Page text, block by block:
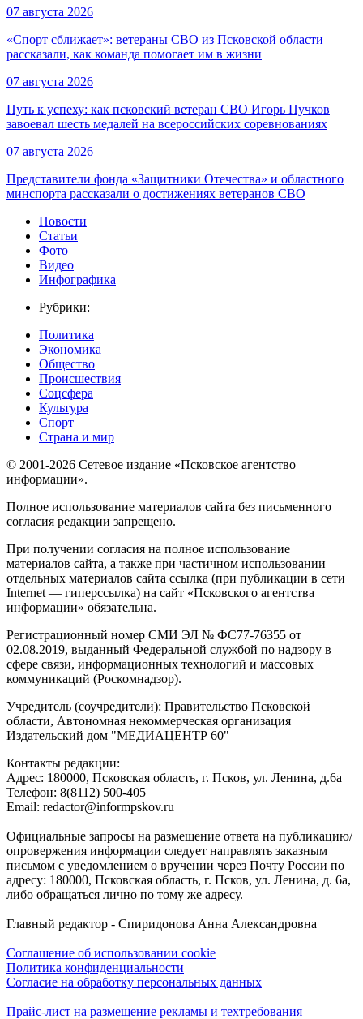
07 августа 2026
«Спорт сближает»: ветераны СВО из Псковской области
рассказали, как команда помогает им в жизни
07 августа 2026
Путь к успеху: как псковский ветеран СВО Игорь Пучков
завоевал шесть медалей на всероссийских соревнованиях
07 августа 2026
Представители фонда «Защитники Отечества» и областного
минспорта рассказали о достижениях ветеранов СВО
Новости
Статьи
Фото
Видео
Инфографика
Рубрики:
Политика
Экономика
Общество
Происшествия
Соцсфера
Культура
Спорт
Страна и мир
© 2001-2026 Сетевое издание «Псковское агентство
информации».
Полное использование материалов сайта без письменного
согласия редакции запрещено.
При получении согласия на полное использование
материалов сайта, а также при частичном использовании
отдельных материалов сайта ссылка (при публикации в сети
Internet — гиперссылка) на сайт «Псковского агентства
информации» обязательна.
Регистрационный номер СМИ ЭЛ № ФС77-76355 от
02.08.2019, выданный Федеральной службой по надзору в
сфере связи, информационных технологий и массовых
коммуникаций (Роскомнадзор).
Учредитель (соучредители): Правительство Псковской
области, Автономная некоммерческая организация
Издательский дом "МЕДИАЦЕНТР 60"
Контакты редакции:
Адреc: 180000, Псковская область, г. Псков, ул. Ленина, д.6а
Телефон: 8(8112) 500-405
Email: redactor@informpskov.ru
Официальные запросы на размещение ответа на публикацию/
опровержения информации следует направлять заказным
письмом с уведомлением о вручении через Почту России по
адресу: 180000, Псковская область, г. Псков, ул. Ленина, д. 6а,
либо обращаться лично по тому же адресу.
Главный редактор - Спиридонова Анна Александровна
Соглашение об использовании cookie
Политика конфиденциальности
Согласие на обработку персональных данных
Прайс-лист на размещение рекламы и техтребования